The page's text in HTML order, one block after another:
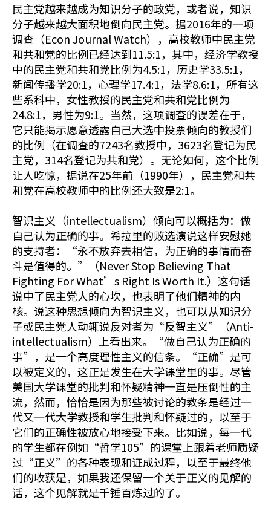
民主党越来越成为知识分子的政党，或者说，知识
分子越来越大面积地倒向民主党。据2016年的一项
调查（Econ Journal Watch），高校教师中民主党
和共和党的比例已经达到11.5:1，其中，经济学教授
中的民主党和共和党比例为4.5:1，历史学33.5:1，
新闻传播学20:1，心理学17.4:1，法学8.6:1，所有这
些系科中，女性教授的民主党和共和党比例为
24.8:1，男性为9:1。当然，这项调查的误差在于，
它只能揭示愿意透露自己大选中投票倾向的教授们
的比例（在调查的7243名教授中，3623名登记为民
主党，314名登记为共和党）。无论如何，这个比例
让人吃惊，据说在25年前（1990年），民主党和共
和党在高校教师中的比例还大致是2:1。
智识主义（intellectualism）倾向可以概括为：做
自己认为正确的事。希拉里的败选演说这样安慰她
的支持者：“永不放弃去相信，为正确的事情而奋
斗是值得的。”（Never Stop Believing That
Fighting For What’s Right Is Worth It.）这句话
说中了民主党人的心坎，也表明了他们精神的内
核。说这种思想倾向为智识主义，也可以从知识分
子或民主党人动辄说反对者为“反智主义”（Anti-
intellectualism）上看出来。“做自己认为正确的
事”，是一个高度理性主义的信条。“正确”是可
以被定义的，这正是发生在大学课堂里的事。尽管
美国大学课堂的批判和怀疑精神一直是压倒性的主
流，然而，恰恰是因为那些被讨论的教条是经过一
代又一代大学教授和学生批判和怀疑过的，以至于
它们的正确性被放心地接受下来。比如说，每一代
的学生都在例如“哲学105”的课堂上跟着老师质疑
过“正义”的各种表现和证成过程，以至于最终他
们的收获是，如果我还保留一个关于正义的见解的
话，这个见解就是千锤百炼过的了。